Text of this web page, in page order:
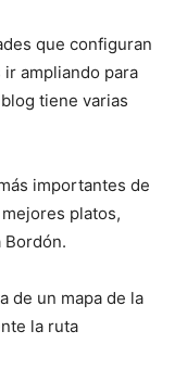
que configuran
ampliando para
tiene varias
importantes de
platos,
Bordón.
de un mapa de la
la ruta